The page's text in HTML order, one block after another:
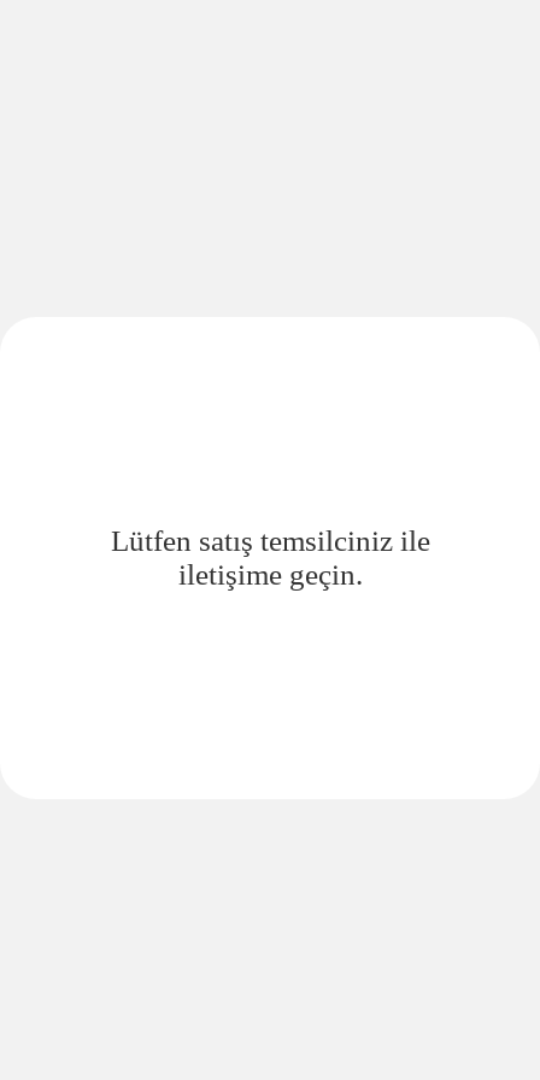
Lütfen satış temsilciniz ile
iletişime geçin.